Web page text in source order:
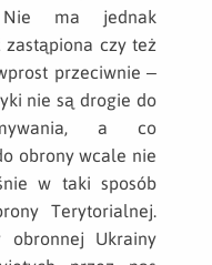
ma jednak
zastąpiona czy też
przeciwnie –
nie są drogie do
a co
obrony wcale nie
w taki sposób
Terytorialnej.
obronnej Ukrainy